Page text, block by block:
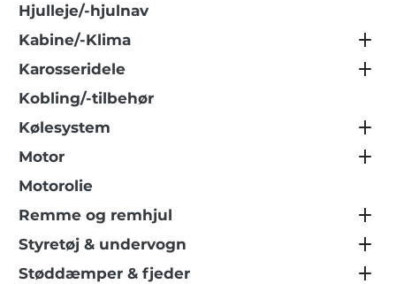
Hjulleje/-hjulnav
Kabine/-Klima
Karosseridele
Kobling/-tilbehør
Kølesystem
Motor
Motorolie
Remme og remhjul
Styretøj & undervogn
Støddæmper & fjeder